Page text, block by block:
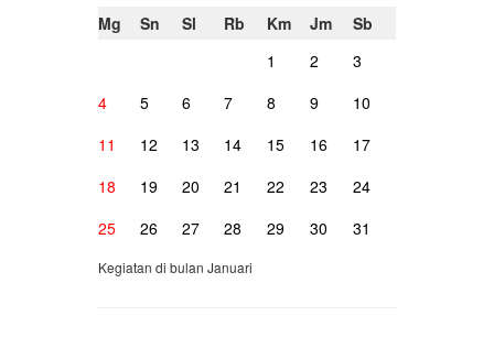
Mg
Sn Sl Rb Km Jm
Sb
1
2
3
4
5 6 7 8 9
10
11
12 13 14 15 16
17
18
19 20 21 22 23
24
25
26 27 28 29 30 31
Kegiatan di bulan Januari